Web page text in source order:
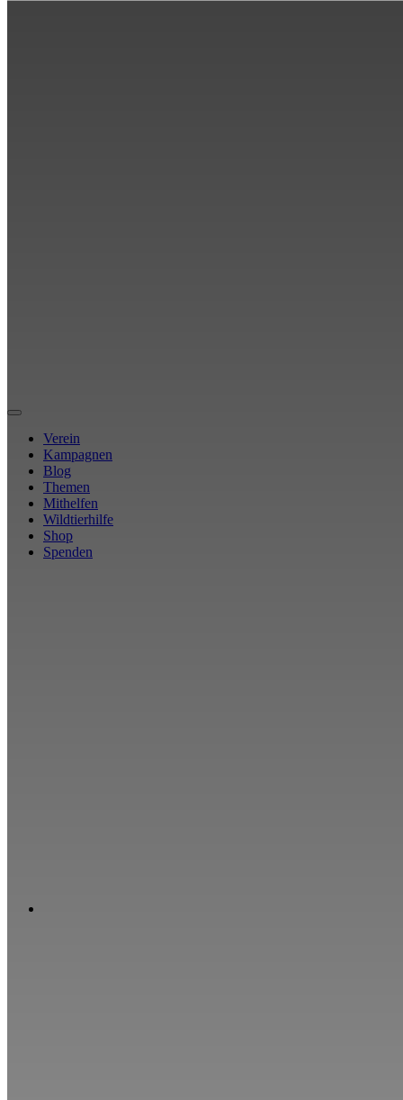
Verein
Kampagnen
Blog
Themen
Mithelfen
Wildtierhilfe
Shop
Spenden